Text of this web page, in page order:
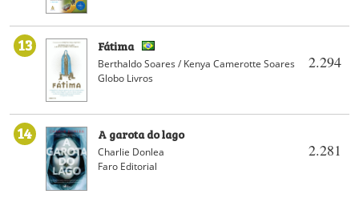
13
2.294
Fátima
Berthaldo Soares / Kenya Camerotte Soares
Globo Livros
14
2.281
A garota do lago
Charlie Donlea
Faro Editorial